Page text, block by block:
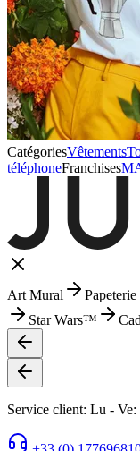
CatégoriesVêtements
téléphoneFranchises
Art Mural Papeterie
Star Wars™
Service client: Lu -